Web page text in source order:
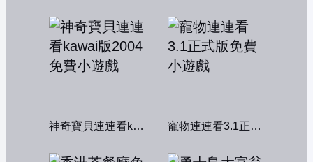
神奇寶貝連連看kawai版2004 寵物連連看3.1正式版